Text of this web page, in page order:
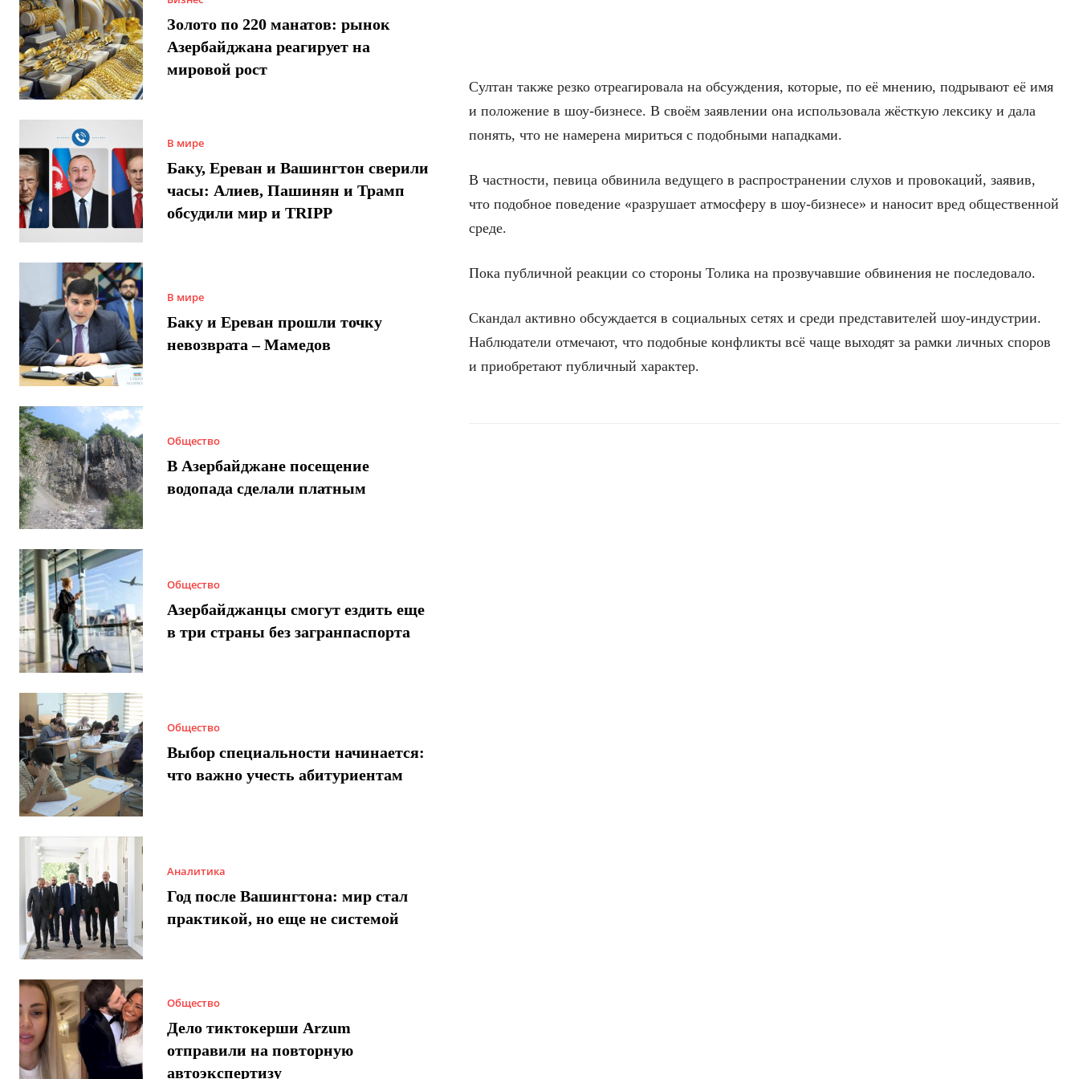
Золото по 220 манатов: рынок
Азербайджана реагирует на
мировой рост
В мире
Баку, Ереван и Вашингтон сверили
часы: Алиев, Пашинян и Трамп
обсудили мир и TRIPP
В мире
Баку и Ереван прошли точку
невозврата – Мамедов
Общество
В Азербайджане посещение
водопада сделали платным
Общество
Азербайджанцы смогут ездить еще
в три страны без загранпаспорта
Общество
Выбор специальности начинается:
что важно учесть абитуриентам
Аналитика
Год после Вашингтона: мир стал
практикой, но еще не системой
Общество
Дело тиктокерши Arzum
отправили на повторную
автоэкспертизу
Султан также резко отреагировала на обсуждения, которые, по её мнению, подрывают её имя
и положение в шоу-бизнесе. В своём заявлении она использовала жёсткую лексику и дала
понять, что не намерена мириться с подобными нападками.
В частности, певица обвинила ведущего в распространении слухов и провокаций, заявив,
что подобное поведение «разрушает атмосферу в шоу-бизнесе» и наносит вред общественной
среде.
Пока публичной реакции со стороны Толика на прозвучавшие обвинения не последовало.
Скандал активно обсуждается в социальных сетях и среди представителей шоу-индустрии.
Наблюдатели отмечают, что подобные конфликты всё чаще выходят за рамки личных споров
и приобретают публичный характер.